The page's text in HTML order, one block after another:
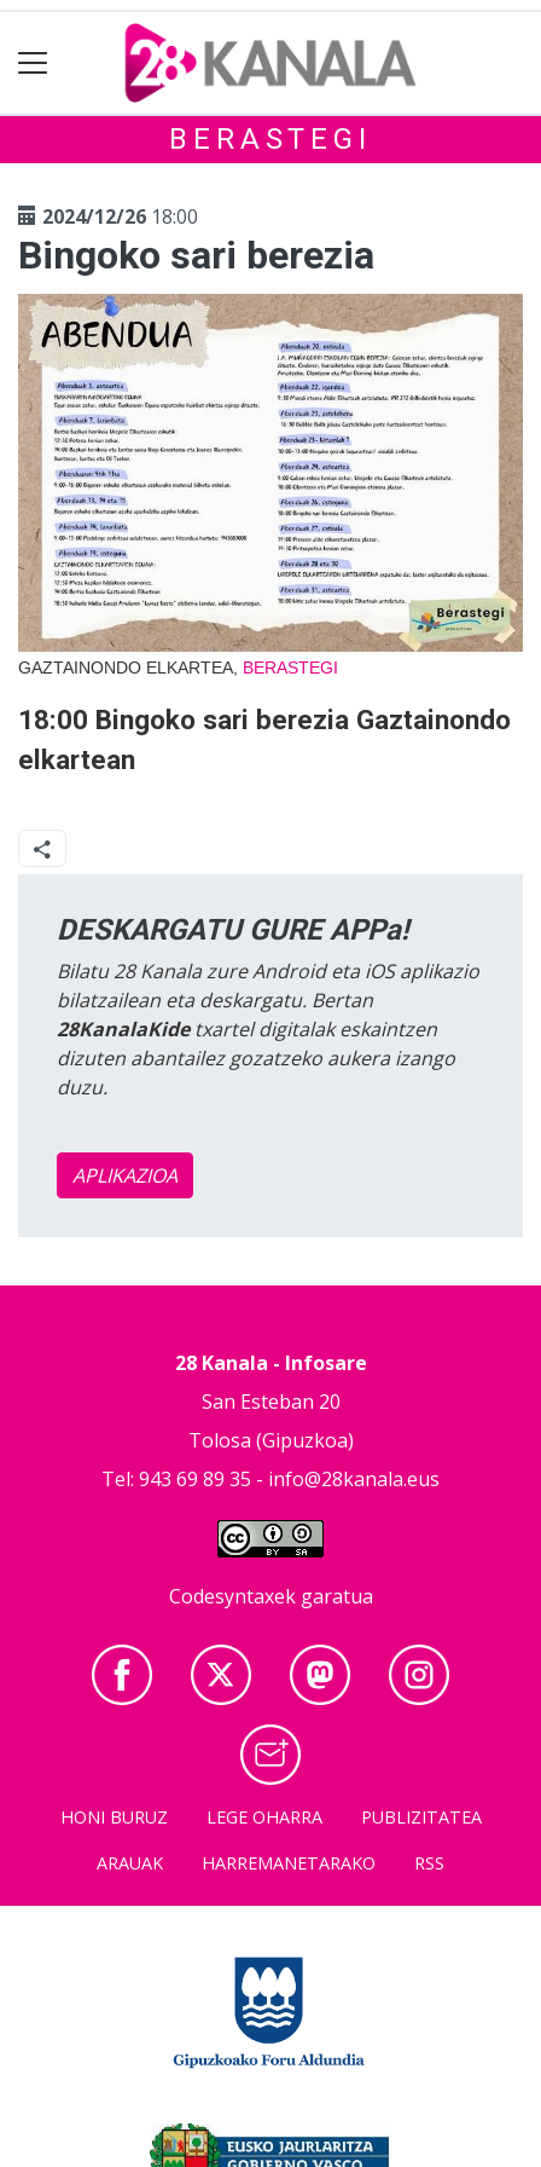
BERASTEGI
2024/12/26 18:00
Bingoko sari berezia
GAZTAINONDO ELKARTEA, BERASTEGI
18:00 Bingoko sari berezia Gaztainondo
elkartean
DESKARGATU GURE APPa!
Bilatu 28 Kanala zure Android eta iOS aplikazio
bilatzailean eta deskargatu. Bertan
28KanalaKidetxartel digitalak eskaintzen
dizuten abantailez gozatzeko aukera izango
duzu.
APLIKAZIOA
28 Kanala - Infosare
San Esteban 20
Tolosa (Gipuzkoa)
Tel: 943 69 89 35 - info@28kanala.eus
Codesyntaxek garatua
HONI BURUZ LEGE OHARRA
PUBLIZITATEA
ARAUAK
HARREMANETARAKO RSS